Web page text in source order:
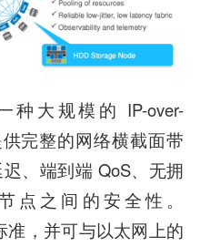
种大规模的 IP-over-
完整的网络横截面带
、端到端 QoS、无拥
点之间的安全性。
准，并可与以太网上的